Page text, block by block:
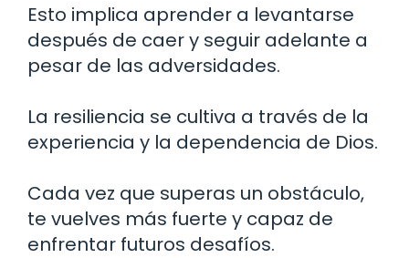
Esto implica aprender a levantarse
después de caer y seguir adelante a
pesar de las adversidades.
La resiliencia se cultiva a través de la
experiencia y la dependencia de Dios.
Cada vez que superas un obstáculo,
te vuelves más fuerte y capaz de
enfrentar futuros desafíos.